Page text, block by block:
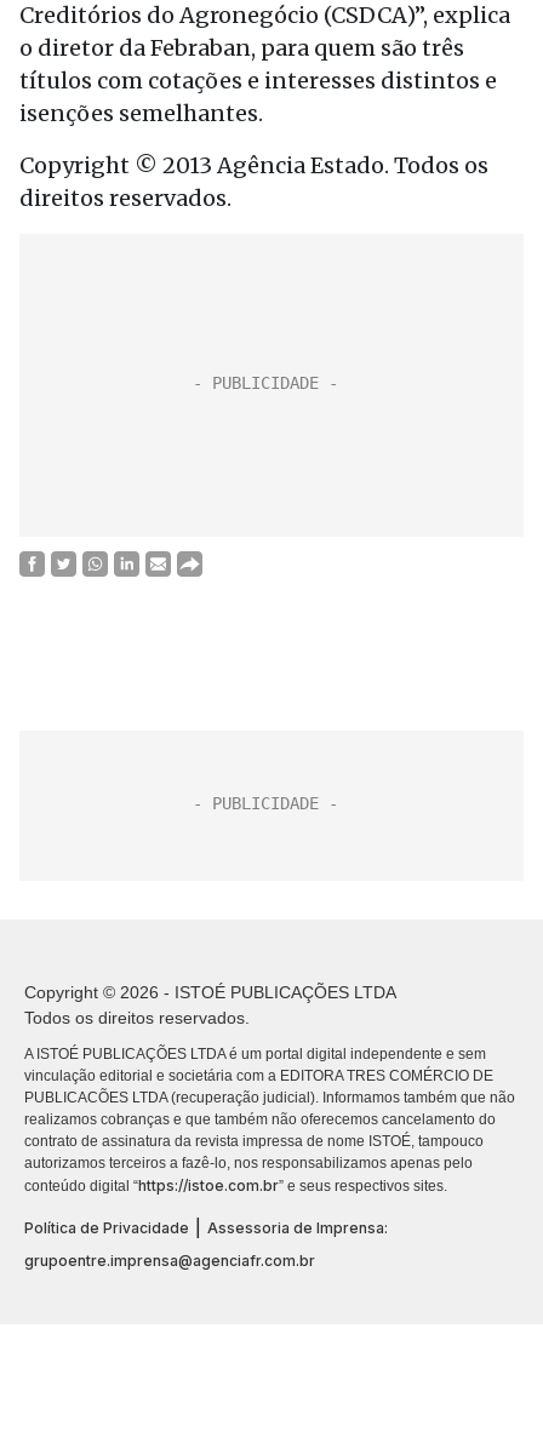
Creditórios do Agronegócio (CSDCA)”, explica
o diretor da Febraban, para quem são três
títulos com cotações e interesses distintos e
isenções semelhantes.
Copyright © 2013 Agência Estado. Todos os
direitos reservados.
Copyright © 2026 - ISTOÉ PUBLICAÇÕES LTDA
Todos os direitos reservados.
A ISTOÉ PUBLICAÇÕES LTDA é um portal digital independente e sem
vinculação editorial e societária com a EDITORA TRES COMÉRCIO DE
PUBLICACÕES LTDA (recuperação judicial). Informamos também que não
realizamos cobranças e que também não oferecemos cancelamento do
contrato de assinatura da revista impressa de nome ISTOÉ, tampouco
autorizamos terceiros a fazê-lo, nos responsabilizamos apenas pelo
conteúdo digital “https://istoe.com.br” e seus respectivos sites.
Política de Privacidade
Assessoria de Imprensa:
grupoentre.imprensa@agenciafr.com.br